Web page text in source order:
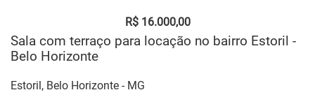
R$ 16.000,00
Sala com terraço para locação no bairro Estoril -
Belo Horizonte
Estoril, Belo Horizonte - MG